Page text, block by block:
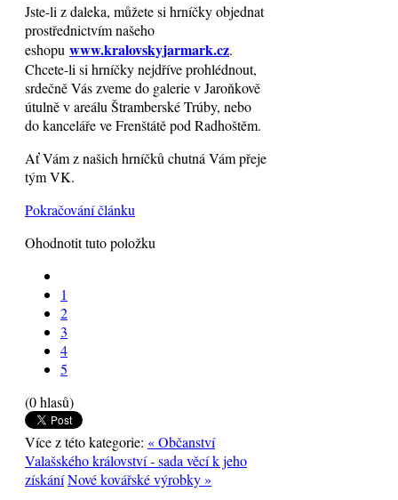
Jste-li z daleka, můžete si hrníčky objednat
prostřednictvím našeho
eshopu www.kralovskyjarmark.cz.
Chcete-li si hrníčky nejdříve prohlédnout,
srdečně Vás zveme do galerie v Jaroňkově
útulně v areálu Štramberské Trúby, nebo
do kanceláře ve Frenštátě pod Radhoštěm.
Ať Vám z našich hrníčků chutná Vám přeje
tým VK.
Pokračování článku
Ohodnotit tuto položku
1
2
3
4
5
(0 hlasů)
Více z této kategorie: « Občanství
Valašského království - sada věcí k jeho
získáníNové kovářské výrobky »